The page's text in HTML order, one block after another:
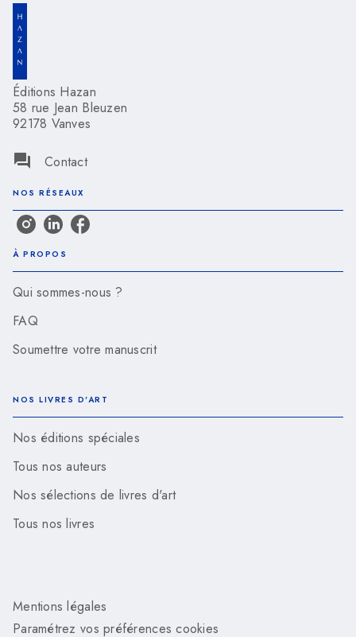
Éditions Hazan
58 rue Jean Bleuzen
92178 Vanves
question_answer Contact
NOS RÉSEAUX
À PROPOS
Qui sommes-nous ?
FAQ
Soumettre votre manuscrit
NOS LIVRES D'ART
Nos éditions spéciales
Tous nos auteurs
Nos sélections de livres d'art
Tous nos livres
Mentions légales
Paramétrez vos préférences cookies